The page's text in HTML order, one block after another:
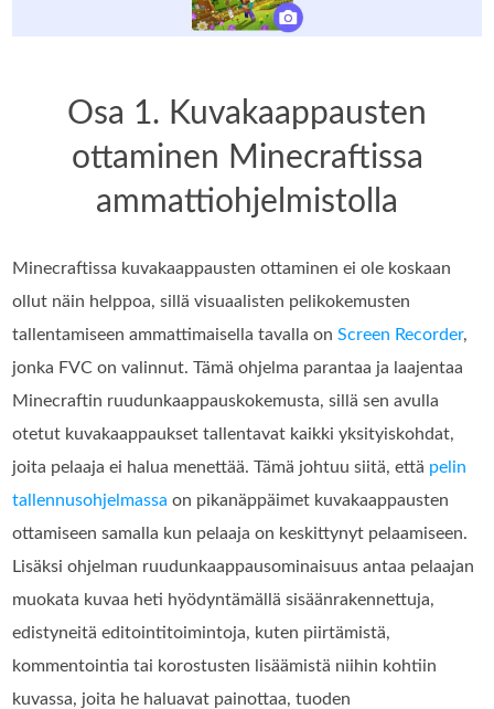
Osa 1. Kuvakaappausten
ottaminen Minecraftissa
ammattiohjelmistolla
Minecraftissa kuvakaappausten ottaminen ei ole koskaan
ollut näin helppoa, sillä visuaalisten pelikokemusten
tallentamiseen ammattimaisella tavalla onScreen Recorder,
jonka FVC on valinnut. Tämä ohjelma parantaa ja laajentaa
Minecraftin ruudunkaappauskokemusta, sillä sen avulla
otetut kuvakaappaukset tallentavat kaikki yksityiskohdat,
joita pelaaja ei halua menettää. Tämä johtuu siitä, että pelin
tallennusohjelmassa on pikanäppäimet kuvakaappausten
ottamiseen samalla kun pelaaja on keskittynyt pelaamiseen.
Lisäksi ohjelman ruudunkaappausominaisuus antaa pelaajan
muokata kuvaa heti hyödyntämällä sisäänrakennettuja,
edistyneitä editointitoimintoja, kuten piirtämistä,
kommentointia tai korostusten lisäämistä niihin kohtiin
kuvassa, joita he haluavat painottaa, tuoden